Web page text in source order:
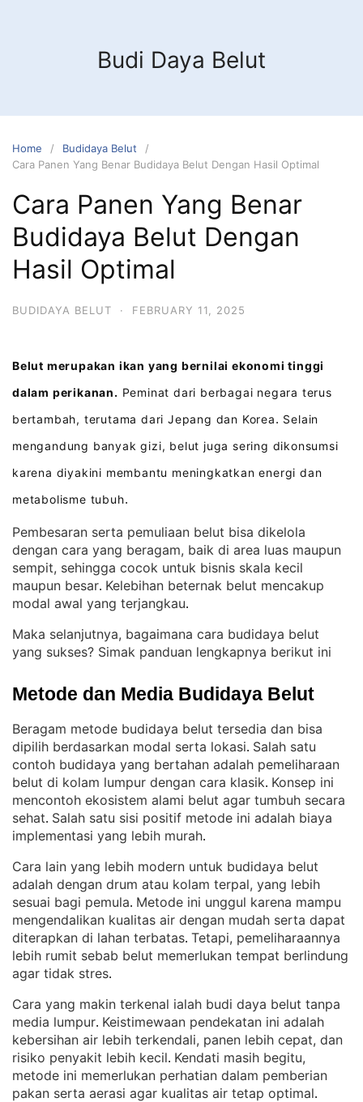
Budi Daya Belut
Home
Budidaya Belut
Cara Panen Yang Benar Budidaya Belut Dengan Hasil Optimal
Cara Panen Yang Benar
Budidaya Belut Dengan
Hasil Optimal
BUDIDAYA BELUT · FEBRUARY 11, 2025
Belut merupakan ikan yang bernilai ekonomi tinggi
dalam perikanan. Peminat dari berbagai negara terus
bertambah, terutama dari Jepang dan Korea. Selain
mengandung banyak gizi, belut juga sering dikonsumsi
karena diyakini membantu meningkatkan energi dan
metabolisme tubuh.
Pembesaran serta pemuliaan belut bisa dikelola
dengan cara yang beragam, baik di area luas maupun
sempit, sehingga cocok untuk bisnis skala kecil
maupun besar. Kelebihan beternak belut mencakup
modal awal yang terjangkau.
Maka selanjutnya, bagaimana cara budidaya belut
yang sukses? Simak panduan lengkapnya berikut ini
Metode dan Media Budidaya Belut
Beragam metode budidaya belut tersedia dan bisa
dipilih berdasarkan modal serta lokasi. Salah satu
contoh budidaya yang bertahan adalah pemeliharaan
belut di kolam lumpur dengan cara klasik. Konsep ini
mencontoh ekosistem alami belut agar tumbuh secara
sehat. Salah satu sisi positif metode ini adalah biaya
implementasi yang lebih murah.
Cara lain yang lebih modern untuk budidaya belut
adalah dengan drum atau kolam terpal, yang lebih
sesuai bagi pemula. Metode ini unggul karena mampu
mengendalikan kualitas air dengan mudah serta dapat
diterapkan di lahan terbatas. Tetapi, pemeliharaannya
lebih rumit sebab belut memerlukan tempat berlindung
agar tidak stres.
Cara yang makin terkenal ialah budi daya belut tanpa
media lumpur. Keistimewaan pendekatan ini adalah
kebersihan air lebih terkendali, panen lebih cepat, dan
risiko penyakit lebih kecil. Kendati masih begitu,
metode ini memerlukan perhatian dalam pemberian
pakan serta aerasi agar kualitas air tetap optimal.